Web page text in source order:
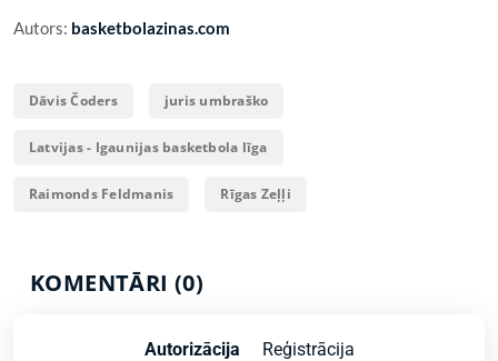
Autors: basketbolazinas.com
Dāvis Čoders juris umbraško
Latvijas - Igaunijas basketbola līga
Raimonds Feldmanis Rīgas Zeļļi
KOMENTĀRI (0)
Autorizācija Reģistrācija